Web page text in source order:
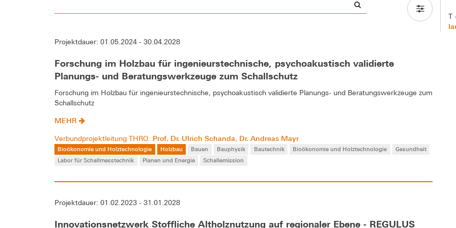
Projektdauer: 01.05.2024 - 30.04.2028
Forschung im Holzbau für ingenieurstechnische, psychoakustisch validierte
Planungs- und Beratungswerkzeuge zum Schallschutz
Forschung im Holzbau für ingenieurstechnische, psychoakustisch validierte Planungs- und Beratungswerkzeuge zum
Schallschutz
MEHR
Verbundprojektleitung THRO: Prof. Dr. Ulrich Schanda, Dr. Andreas Mayr
Bioökonomie und Holztechnologie Holzbau Bauen Bauphysik Bautechnik Bioökonomie und Holztechnologie
Gesundheit
Labor für Schallmesstechnik
Planen und Energie Schallemission
Projektdauer: 01.02.2023 - 31.01.2028
Innovationsnetzwerk Stoffliche Altholznutzung auf regionaler Ebene - REGULUS
T